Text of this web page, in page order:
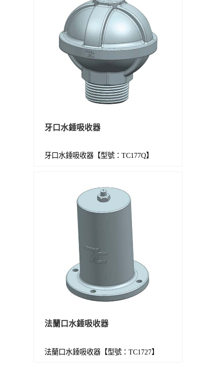
牙口水錘吸收器
牙口水錘吸收器【型號：TC177Q】
法蘭口水錘吸收器
法蘭口水錘吸收器【型號：TC1727】